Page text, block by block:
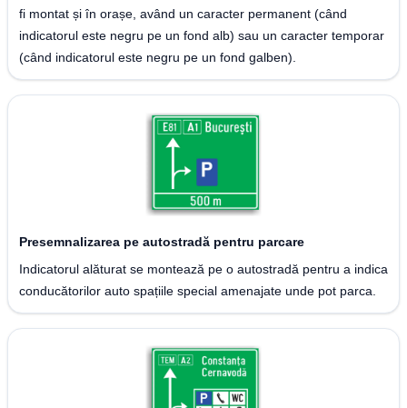
fi montat și în orașe, având un caracter permanent (când
indicatorul este negru pe un fond alb) sau un caracter temporar
(când indicatorul este negru pe un fond galben).
Presemnalizarea pe autostradă pentru parcare
Indicatorul alăturat se montează pe o autostradă pentru a indica
conducătorilor auto spațiile special amenajate unde pot parca.